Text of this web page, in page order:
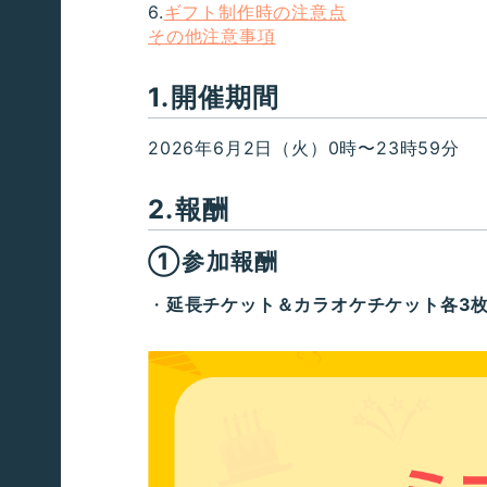
6.ギフト制作時の注意点
その他注意事項
1.開催期間
2026年6月2日（火）0時〜23時59分
2.報酬
①参加報酬
・ 延長チケット＆カラオケチケット各3